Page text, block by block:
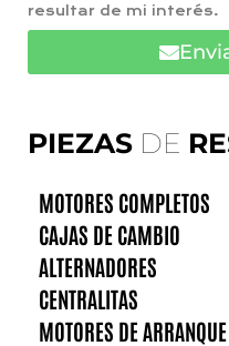
PIEZAS DE
MOTORES COMPLETOS
CAJAS DE CAMBIO
ALTERNADORES
CENTRALITAS
MOTORES DE ARRANQUE
resultar de mi interés.